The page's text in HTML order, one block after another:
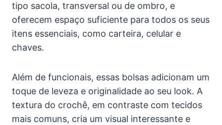
tipo sacola, transversal ou de ombro, e
oferecem espaço suficiente para todos os seus
itens essenciais, como carteira, celular e
chaves.
Além de funcionais, essas bolsas adicionam um
toque de leveza e originalidade ao seu look. A
textura do crochê, em contraste com tecidos
mais comuns, cria um visual interessante e